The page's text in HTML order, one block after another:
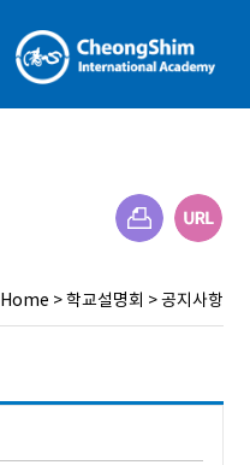
Home >학교설명회 >공지사항